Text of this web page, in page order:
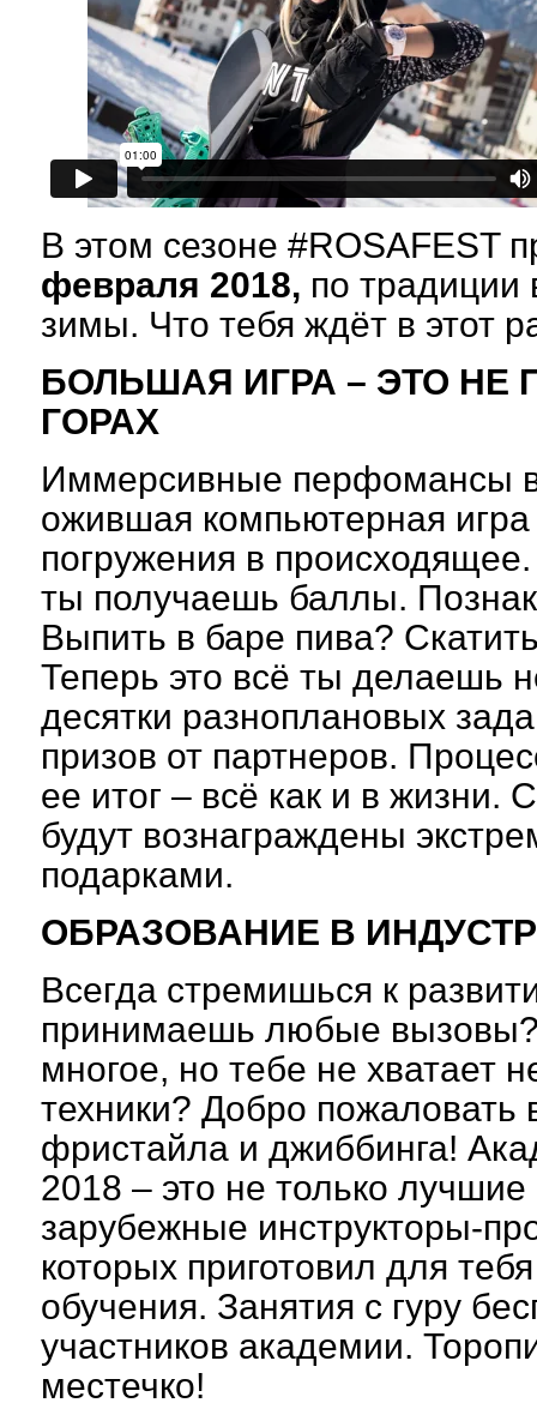
В этом сезоне #ROSAFEST
февраля 2018, по
зимы. Что тебя ждёт в этот
БОЛЬШАЯ ИГРА – ЭТО НЕ
ГОРАХ
Иммерсивные перфомансы в
ожившая компьютерная
погружения в
ты получаешь баллы.
Выпить в баре пива?
Теперь это всё ты делаешь
десятки разноплановых
призов от партнеров.
ее итог – всё как и в жизни.
будут вознаграждены
ОБРАЗОВАНИЕ В
Всегда стремишься к
принимаешь любые вызовы?
многое, но тебе не хватает
техники? Добро пожаловать
фристайла и джиббинга!
2018 – это не только
зарубежные инструкторы-
которых приготовил для
обучения. Занятия с гуру
участников академии.
местечко!